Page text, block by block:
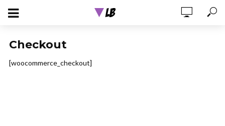
Checkout
[woocommerce_checkout]